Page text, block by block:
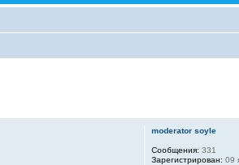
moderator soyle
Сообщения: 331
Зарегистрирован: 09